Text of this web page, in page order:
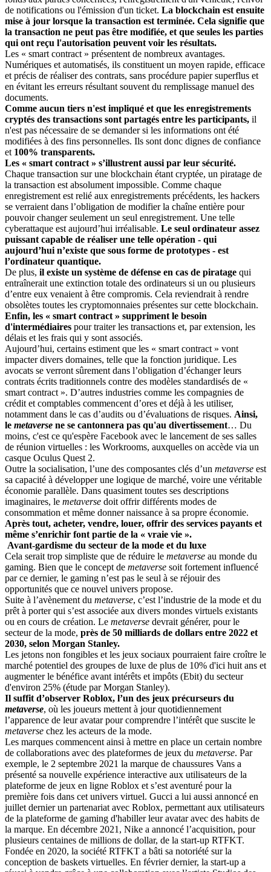
de notifications ou l'émission d'un ticket. La blockchain est ensuite
mise à jour lorsque la transaction est terminée. Cela signifie que
la transaction ne peut pas être modifiée, et que seules les parties
qui ont reçu l'autorisation peuvent voir les résultats.
Les « smart contract » présentent de nombreux avantages.
Numériques et automatisés, ils constituent un moyen rapide, efficace
et précis de réaliser des contrats, sans procédure papier superflus et
en évitant les erreurs résultant souvent du remplissage manuel des
documents.
Comme aucun tiers n'est impliqué et que les enregistrements
cryptés des transactions sont partagés entre les participants, il
n'est pas nécessaire de se demander si les informations ont été
modifiées à des fins personnelles. Ils sont donc dignes de confiance
et 100% transparents.
Les « smart contract » s’illustrent aussi par leur sécurité.
Chaque transaction sur une blockchain étant cryptée, un piratage de
la transaction est absolument impossible. Comme chaque
enregistrement est relié aux enregistrements précédents, les hackers
se verraient dans l’obligation de modifier la chaîne entière pour
pouvoir changer seulement un seul enregistrement. Une telle
cyberattaque est aujourd’hui irréalisable. Le seul ordinateur assez
puissant capable de réaliser une telle opération - qui
aujourd’hui n’existe que sous forme de prototypes - est
l’ordinateur quantique.
De plus, il existe un système de défense en cas de piratage qui
entraînerait une extinction totale des ordinateurs si un ou plusieurs
d’entre eux venaient à être compromis. Cela reviendrait à rendre
obsolètes toutes les cryptomonnaies présentes sur cette blockchain.
Enfin, les « smart contract » suppriment le besoin
d'intermédiaires pour traiter les transactions et, par extension, les
délais et les frais qui y sont associés.
Aujourd’hui, certains estiment que les « smart contract » vont
impacter divers domaines, telle que la fonction juridique. Les
avocats se verront sûrement dans l’obligation d’échanger leurs
contrats écrits traditionnels contre des modèles standardisés de «
smart contract ». D’autres industries comme les compagnies de
crédit et comptables commencent d’ores et déjà à les utiliser,
notamment dans le cas d’audits ou d’évaluations de risques. Ainsi,
le metaverse ne se cantonnera pas qu'au divertissement… Du
moins, c'est ce qu'espère Facebook avec le lancement de ses salles
de réunion virtuelles : les Workrooms, auxquelles on accède via un
casque Oculus Quest 2.
Outre la socialisation, l’une des composantes clés d’un metaverse est
sa capacité à développer une logique de marché, voire une véritable
économie parallèle. Dans quasiment toutes ses descriptions
imaginaires, le metaverse doit offrir différents modes de
consommation et même donner naissance à sa propre économie.
Après tout, acheter, vendre, louer, offrir des services payants et
même s’enrichir font partie de la « vraie vie ».
Avant-gardisme du secteur de la mode et du luxe
Cela serait trop simpliste que de réduire le metaverse au monde du
gaming. Bien que le concept de metaverse soit fortement influencé
par ce dernier, le gaming n’est pas le seul à se réjouir des
opportunités que ce nouvel univers propose.
Suite à l’avènement du metaverse, c’est l’industrie de la mode et du
prêt à porter qui s’est associée aux divers mondes virtuels existants
ou en cours de création. Le metaverse devrait générer, pour le
secteur de la mode, près de 50 milliards de dollars entre 2022 et
2030, selon Morgan Stanley.
Les jetons non fongibles et les jeux sociaux pourraient faire croître le
marché potentiel des groupes de luxe de plus de 10% d'ici huit ans et
augmenter le bénéfice avant intérêts et impôts (Ebit) du secteur
d'environ 25% (étude par Morgan Stanley).
Il suffit d’observer Roblox, l’un des jeux précurseurs du
metaverse, où les joueurs mettent à jour quotidiennement
l’apparence de leur avatar pour comprendre l’intérêt que suscite le
metaverse chez les acteurs de la mode.
Les marques commencent ainsi à mettre en place un certain nombre
de collaborations avec des plateformes de jeux du metaverse. Par
exemple, le 2 septembre 2021 la marque de chaussures Vans a
présenté sa nouvelle expérience interactive aux utilisateurs de la
plateforme de jeux en ligne Roblox et s’est aventuré pour la
première fois dans cet univers virtuel. Gucci a lui aussi annoncé en
juillet dernier un partenariat avec Roblox, permettant aux utilisateurs
de la plateforme de gaming d'habiller leur avatar avec des habits de
la marque. En décembre 2021, Nike a annoncé l’acquisition, pour
plusieurs centaines de millions de dollar, de la start-up RTFKT.
Fondée en 2020, la société RTFKT a bâti sa notoriété sur la
conception de baskets virtuelles. En février dernier, la start-up a